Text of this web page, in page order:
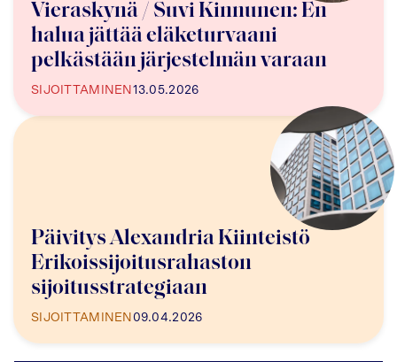
Vieraskynä / Suvi Kinnunen: En
halua jättää eläketurvaani
pelkästään järjestelmän varaan
SIJOITTAMINEN 13.05.2026
Päivitys Alexandria Kiinteistö
Erikoissijoitusrahaston
sijoitusstrategiaan
SIJOITTAMINEN 09.04.2026